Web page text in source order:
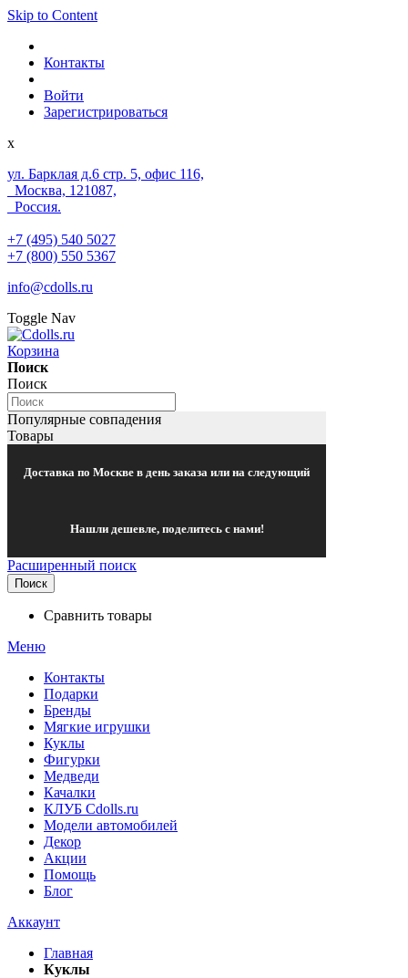
Skip to Content
Контакты
Войти
Зарегистрироваться
x
ул. Барклая д.6 стр. 5, офис 116,
Москва, 121087,
Россия.
+7 (495) 540 5027
+7 (800) 550 5367
info@cdolls.ru
Toggle Nav
Корзина
Поиск
Поиск
Популярные совпадения
Товары
Доставка по Москве в день заказа или на следующий
Нашли дешевле, поделитесь с нами!
Расширенный поиск
Поиск
Сравнить товары
Меню
Контакты
Подарки
Бренды
Мягкие игрушки
Куклы
Фигурки
Медведи
Качалки
КЛУБ Cdolls.ru
Модели автомобилей
Декор
Акции
Помощь
Блог
Аккаунт
Главная
Куклы